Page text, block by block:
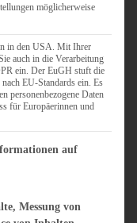
möglicherweise
in den USA. Mit Ihrer
auch in die Verarbeitung
ein. Der EuGH stuft die
EU-Standards ein. Es
personenbezogene Daten
für Europäerinnen und
IAB Transparency and Consent
auf
Messung von